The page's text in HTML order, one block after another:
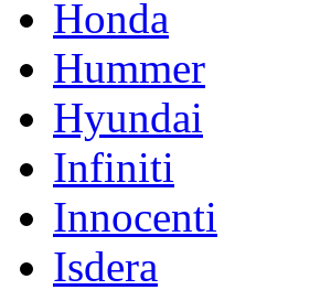
Honda
Hummer
Hyundai
Infiniti
Innocenti
Isdera